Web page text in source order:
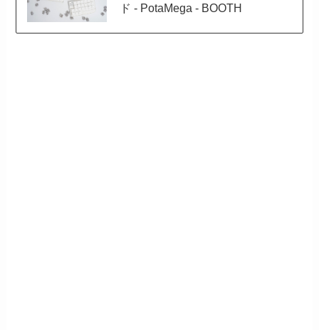
ド - PotaMega - BOOTH